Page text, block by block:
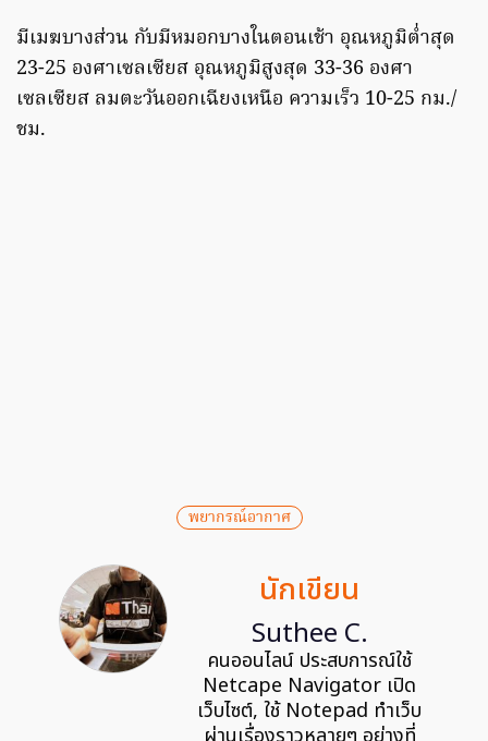
มีเมฆบางส่วน กับมีหมอกบางในตอนเช้า อุณหภูมิต่ำสุด
23-25 องศาเซลเซียส อุณหภูมิสูงสุด 33-36 องศา
เซลเซียส ลมตะวันออกเฉียงเหนือ ความเร็ว 10-25 กม./
ชม.
พยากรณ์อากาศ
นักเขียน
Suthee C.
คนออนไลน์ ประสบการณ์ใช้
Netcape Navigator เปิด
เว็บไซต์, ใช้ Notepad ทำเว็บ